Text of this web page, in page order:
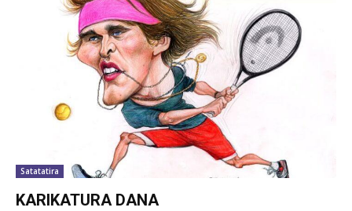
Satatatira
KARIKATURA DANA